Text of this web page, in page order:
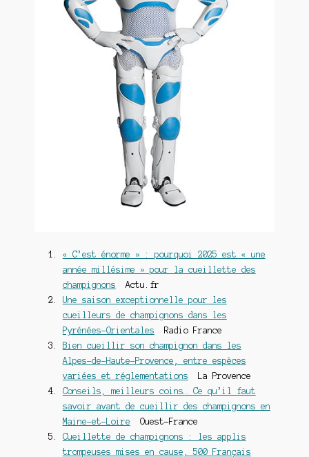
« C’est énorme » : pourquoi 2025 est « une
année millésime » pour la cueillette des
champignons Actu.fr
Une saison exceptionnelle pour les
cueilleurs de champignons dans les
Pyrénées-Orientales Radio France
Bien cueillir son champignon dans les
Alpes-de-Haute-Provence, entre espèces
variées et réglementations La Provence
Conseils, meilleurs coins… Ce qu’il faut
savoir avant de cueillir des champignons en
Maine-et-Loire Ouest-France
Cueillette de champignons : les applis
trompeuses mises en cause, 500 Français